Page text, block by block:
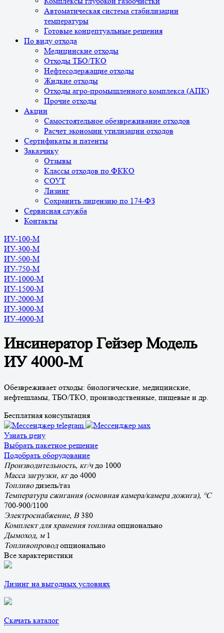
Автоматическая система стабилизации
температуры
Готовые концептуальные решения
По виду отхода
Медицинские отходы
Отходы ТБО/ТКО
Нефтесодержащие отходы
Жидкие отходы
Отходы агро-промышленного комплекса (АПК)
Прочие отходы
Акции
Самостоятельное обезвреживание отходов
Расчет экономии утилизации отходов
Сертификаты и патенты
Заказчику
Отзывы
Классы отходов по ФККО
СОУТ
Лизинг
Сохранить лицензию по 174-ФЗ
Сервисная служба
Контакты
ИУ-100-М
ИУ-300-М
ИУ-500-М
ИУ-750-М
ИУ-1000-М
ИУ-1500-М
ИУ-2000-М
ИУ-3000-М
ИУ-4000-М
Инсинератор Гейзер Модель
ИУ 4000-М
Обезвреживает отходы: биологичеcкие, медицинские,
нефтешламы, ТБО/ТКО, производственные, пищевые и др.
Бесплатная консультация
Узнать цену
Выбрать пакетное решение
Подобрать оборудование
Производительность, кг/ч до 1000
Масса загрузки, кг до 4000
Топливо дизель/газ
Температура сжигания (основная камера/камера дожига), °С
700-900/1100
Электроснабжение, В 380
Комплект для хранения топлива опционально
Дымоход, м 1
Топливопровод опционально
Все характеристики
Лизинг на выгодных условиях
Скачать каталог